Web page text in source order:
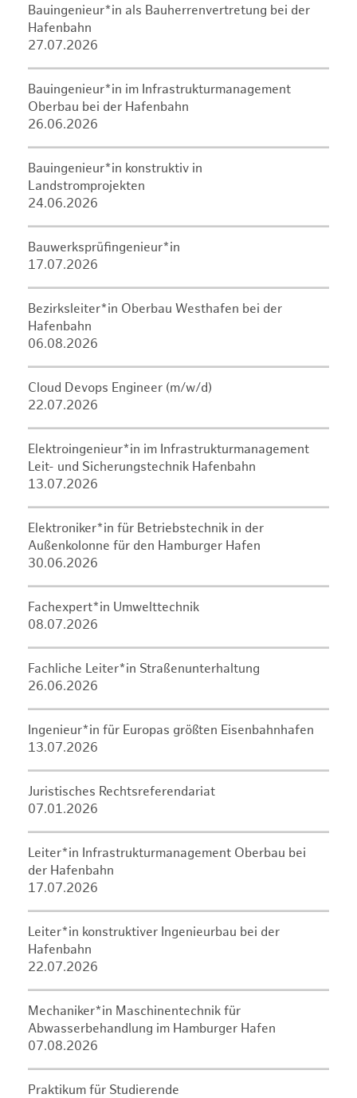
Bauingenieur*in als Bauherrenvertretung bei der
Hafenbahn
27.07.2026
Bauingenieur*in im Infrastrukturmanagement
Oberbau bei der Hafenbahn
26.06.2026
Bauingenieur*in konstruktiv in
Landstromprojekten
24.06.2026
Bauwerksprüfingenieur*in
17.07.2026
Bezirksleiter*in Oberbau Westhafen bei der
Hafenbahn
06.08.2026
Cloud Devops Engineer (m/w/d)
22.07.2026
Elektroingenieur*in im Infrastrukturmanagement
Leit- und Sicherungstechnik Hafenbahn
13.07.2026
Elektroniker*in für Betriebstechnik in der
Außenkolonne für den Hamburger Hafen
30.06.2026
Fachexpert*in Umwelttechnik
08.07.2026
Fachliche Leiter*in Straßenunterhaltung
26.06.2026
Ingenieur*in für Europas größten Eisenbahnhafen
13.07.2026
Juristisches Rechtsreferendariat
07.01.2026
Leiter*in Infrastrukturmanagement Oberbau bei
der Hafenbahn
17.07.2026
Leiter*in konstruktiver Ingenieurbau bei der
Hafenbahn
22.07.2026
Mechaniker*in Maschinentechnik für
Abwasserbehandlung im Hamburger Hafen
07.08.2026
Praktikum für Studierende